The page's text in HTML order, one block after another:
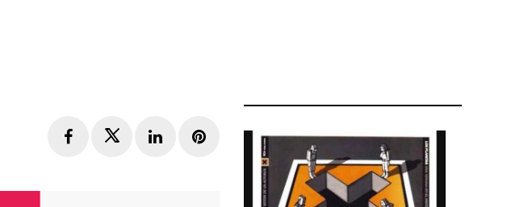
FacebookTwitterLinkedInPinterest